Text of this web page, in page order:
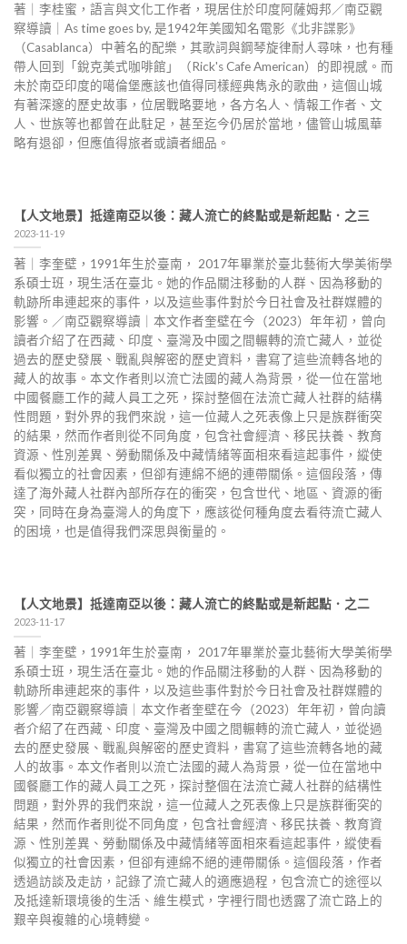
著｜李桂蜜，語言與文化工作者，現居住於印度阿薩姆邦／南亞觀
察導讀｜As time goes by, 是1942年美國知名電影《北非諜影》
（Casablanca）中著名的配樂，其歌詞與鋼琴旋律耐人尋味，也有種
帶人回到「銳克美式咖啡館」（Rick's Cafe American）的即視感。而
未於南亞印度的噶倫堡應該也值得同樣經典雋永的歌曲，這個山城
有著深邃的歷史故事，位居戰略要地，各方名人、情報工作者、文
人、世族等也都曾在此駐足，甚至迄今仍居於當地，儘管山城風華
略有退卻，但應值得旅者或讀者細品。
【人文地景】抵達南亞以後：藏人流亡的終點或是新起點．之三
2023-11-19
著｜李奎壁，1991年生於臺南， 2017年畢業於臺北藝術大學美術學
系碩士班，現生活在臺北。她的作品關注移動的人群、因為移動的
軌跡所串連起來的事件，以及這些事件對於今日社會及社群媒體的
影響。／南亞觀察導讀｜本文作者奎壁在今（2023）年年初，曾向
讀者介紹了在西藏、印度、臺灣及中國之間輾轉的流亡藏人，並從
過去的歷史發展、戰亂與解密的歷史資料，書寫了這些流轉各地的
藏人的故事。本文作者則以流亡法國的藏人為背景，從一位在當地
中國餐廳工作的藏人員工之死，探討整個在法流亡藏人社群的結構
性問題，對外界的我們來說，這一位藏人之死表像上只是族群衝突
的結果，然而作者則從不同角度，包含社會經濟、移民扶養、教育
資源、性別差異、勞動關係及中藏情緒等面相來看這起事件，縱使
看似獨立的社會因素，但卻有連綿不絕的連帶關係。這個段落，傳
達了海外藏人社群內部所存在的衝突，包含世代、地區、資源的衝
突，同時在身為臺灣人的角度下，應該從何種角度去看待流亡藏人
的困境，也是值得我們深思與衡量的。
【人文地景】抵達南亞以後：藏人流亡的終點或是新起點．之二
2023-11-17
著｜李奎壁，1991年生於臺南， 2017年畢業於臺北藝術大學美術學
系碩士班，現生活在臺北。她的作品關注移動的人群、因為移動的
軌跡所串連起來的事件，以及這些事件對於今日社會及社群媒體的
影響／南亞觀察導讀｜本文作者奎壁在今（2023）年年初，曾向讀
者介紹了在西藏、印度、臺灣及中國之間輾轉的流亡藏人，並從過
去的歷史發展、戰亂與解密的歷史資料，書寫了這些流轉各地的藏
人的故事。本文作者則以流亡法國的藏人為背景，從一位在當地中
國餐廳工作的藏人員工之死，探討整個在法流亡藏人社群的結構性
問題，對外界的我們來說，這一位藏人之死表像上只是族群衝突的
結果，然而作者則從不同角度，包含社會經濟、移民扶養、教育資
源、性別差異、勞動關係及中藏情緒等面相來看這起事件，縱使看
似獨立的社會因素，但卻有連綿不絕的連帶關係。這個段落，作者
透過訪談及走訪，記錄了流亡藏人的適應過程，包含流亡的途徑以
及抵達新環境後的生活、維生模式，字裡行間也透露了流亡路上的
艱辛與複雜的心境轉變。